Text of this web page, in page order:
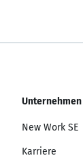
Unternehmen
New Work SE
Karriere